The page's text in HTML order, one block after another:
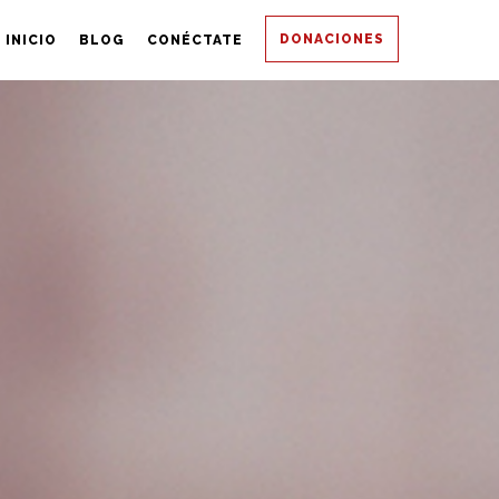
INICIO BLOG CONÉCTATE DONACIONES